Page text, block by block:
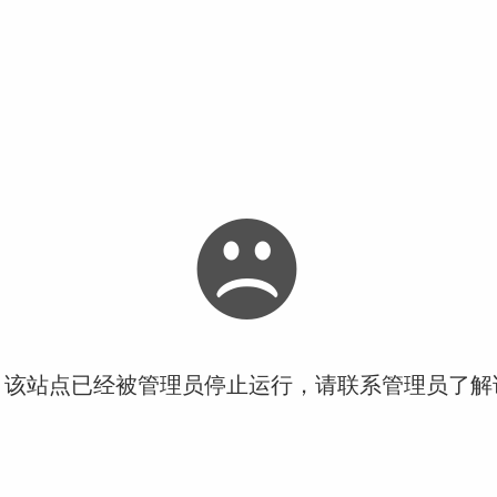
站点已经被管理员停止运行，请联系管理员了